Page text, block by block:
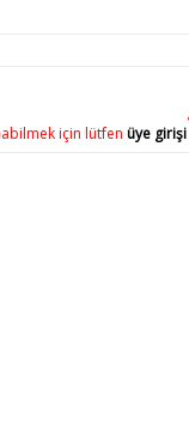
için lütfen üye girişi